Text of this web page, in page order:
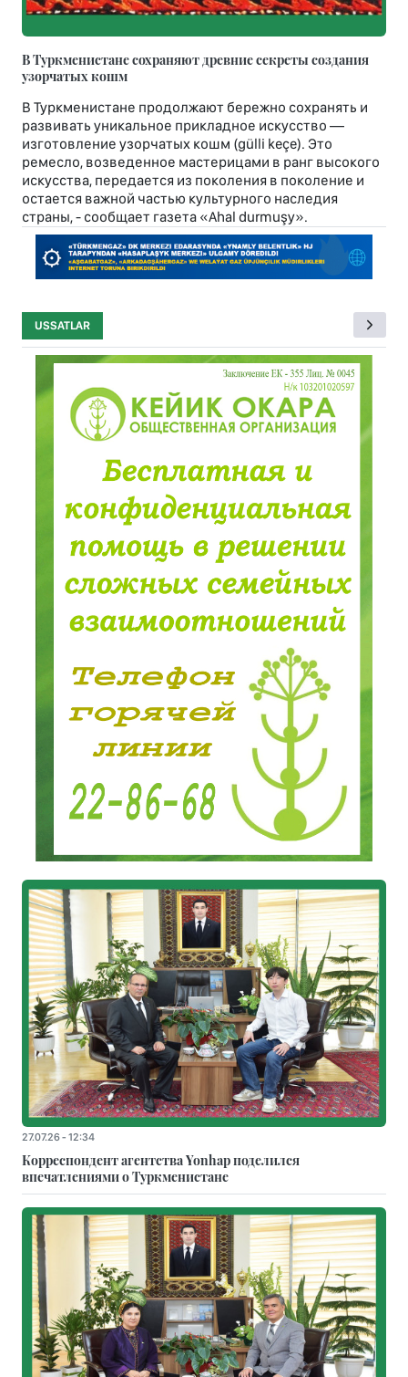
В Туркменистане сохраняют древние секреты создания
узорчатых кошм
В Туркменистане продолжают бережно сохранять и
развивать уникальное прикладное искусство —
изготовление узорчатых кошм (gülli keçe). Это
ремесло, возведенное мастерицами в ранг высокого
искусства, передается из поколения в поколение и
остается важной частью культурного наследия
страны, - сообщает газета «Ahal durmuşy».
USSATLAR
27.07.26 - 12:34
Корреспондент агентства Yonhap поделился
впечатлениями о Туркменистане